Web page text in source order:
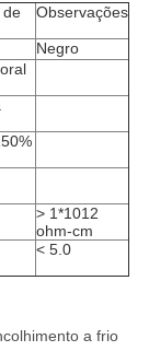
de
Observações
Negro
> 1*1012
ohm-cm
< 5.0
a frio